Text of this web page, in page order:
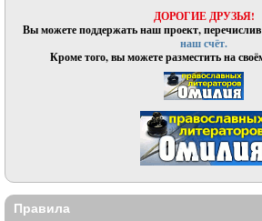
ДОРОГИЕ ДРУЗЬЯ!
Вы можете поддержать наш проект,
наш счёт.
Кроме того, вы можете разместить на
Правила